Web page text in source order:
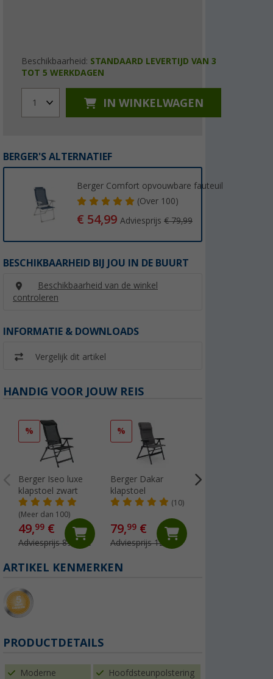
Beschikbaarheid: STANDAARD LEVERTIJD VAN 3
TOT 5 WERKDAGEN
1 IN WINKELWAGEN
BERGER'S ALTERNATIEF
Berger Comfort opvouwbare fauteuil
(Over100)
€ 54,99Adviesprijs€ 79,99
BESCHIKBAARHEID BIJ JOU IN DE BUURT
Beschikbaarheid van de winkel
controleren
INFORMATIE & DOWNLOADS
Vergelijk dit artikel
HANDIG VOOR JOUW REIS
%
Berger Iseo luxe
klapstoel zwart
(Meer dan 100)
49,99 €
Adviesprijs 89,99 €
%
Berger Dakar
klapstoel
(10)
79,99 €
Adviesprijs 129,- €
ARTIKEL KENMERKEN
PRODUCTDETAILS
Moderne
Hoofdsteunpolstering